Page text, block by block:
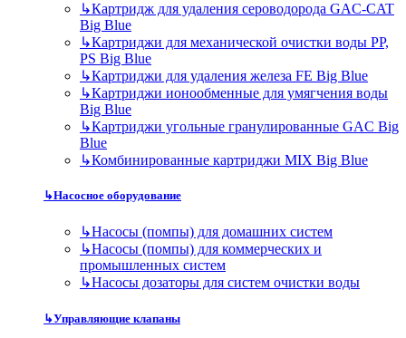
↳Картридж для удаления сероводорода GAC-CAT
Big Blue
↳Картриджи для механической очистки воды PP,
PS Big Blue
↳Картриджи для удаления железа FE Big Blue
↳Картриджи ионообменные для умягчения воды
Big Blue
↳Картриджи угольные гранулированные GAC Big
Blue
↳Комбинированные картриджи MIX Big Blue
↳Насосное оборудование
↳Насосы (помпы) для домашних систем
↳Насосы (помпы) для коммерческих и
промышленных систем
↳Насосы дозаторы для систем очистки воды
↳Управляющие клапаны